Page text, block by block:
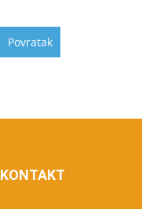
KONTAKT